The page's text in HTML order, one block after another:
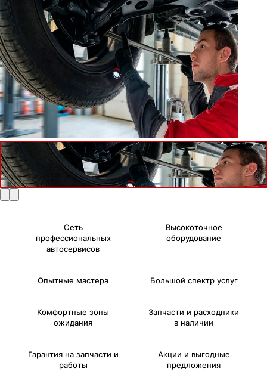
Сеть
профессиональных
автосервисов
Высокоточное
оборудование
Опытные мастера Большой спектр услуг
Комфортные зоны
ожидания
Запчасти и расходники
в наличии
Гарантия на запчасти и
работы
Акции и выгодные
предложения